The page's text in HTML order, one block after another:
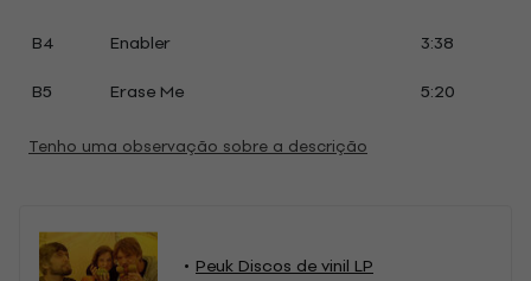
B4
Enabler
3:38
B5
Erase Me 5:20
Tenho uma observação sobre a descrição
Peuk Discos de vinil LP